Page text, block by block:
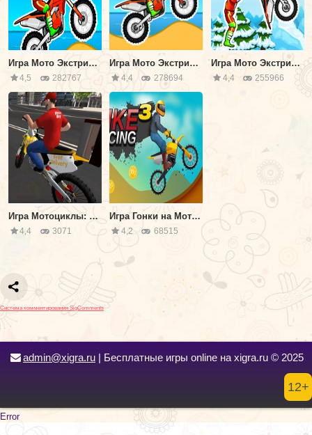
Игра Мото Экстрим 3
4,5 282767
Игра Мото Экстрим 1
4,4 278694
Игра Мото Экстрим 4: Зима
4,4 255966
Игра Мотоциклы: Доставка Пиццы
4,4 3071
Игра Гонки на Мотоциклах 3
4,2 68515
Система комментирования SigComments
admin@xigra.ru | Бесплатные игры online на xigra.ru © 2025
12+
Error